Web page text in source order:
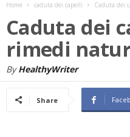
Home caduta dei capelli Caduta dei
Caduta dei
rimedi
By HealthyWriter
Share